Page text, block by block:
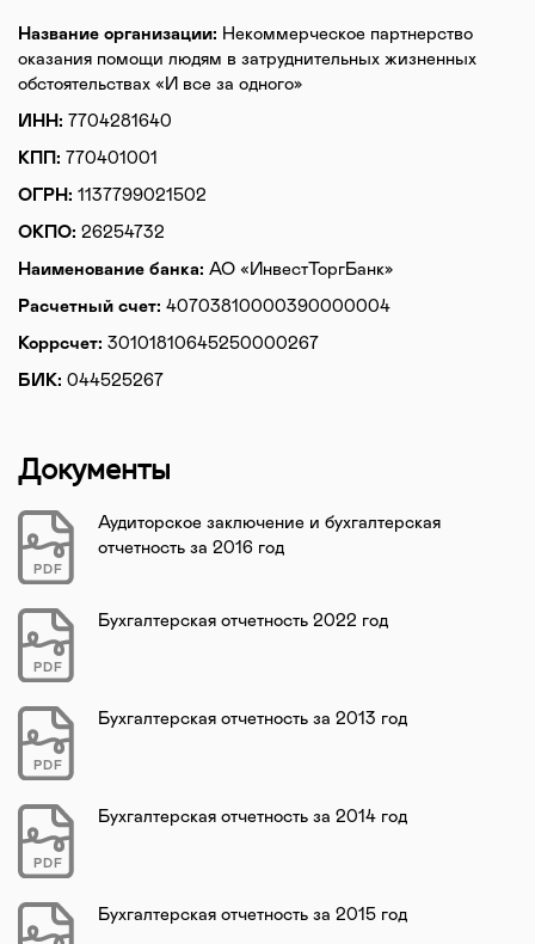
Название организации: Некоммерческое партнерство
оказания помощи людям в затруднительных жизненных
обстоятельствах «И все за одного»
ИНН: 7704281640
КПП: 770401001
ОГРН: 1137799021502
ОКПО: 26254732
Наименование банка: АО «ИнвестТоргБанк»
Расчетный счет: 40703810000390000004
Коррсчет: 30101810645250000267
БИК: 044525267
Документы
PDF
Аудиторское заключение и бухгалтерская
отчетность за 2016 год
PDF
Бухгалтерская отчетность 2022 год
PDF
Бухгалтерская отчетность за 2013 год
PDF
Бухгалтерская отчетность за 2014 год
Бухгалтерская отчетность за 2015 год